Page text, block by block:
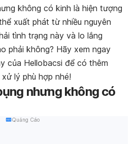
không có kinh là hiện tượng
xuất phát từ nhiều nguyên
tình trạng này và lo lắng
phải không? Hãy xem ngay
của Hellobacsi để có thêm
lý phù hợp nhé!
nhưng không có
Quảng Cáo